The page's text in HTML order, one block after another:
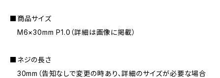
■商品サイズ
M6×30mm P1.0（詳細は画像に掲載）
■ネジの長さ
30mm（告知なしで変更の時あり、詳細のサイズが必要な場合